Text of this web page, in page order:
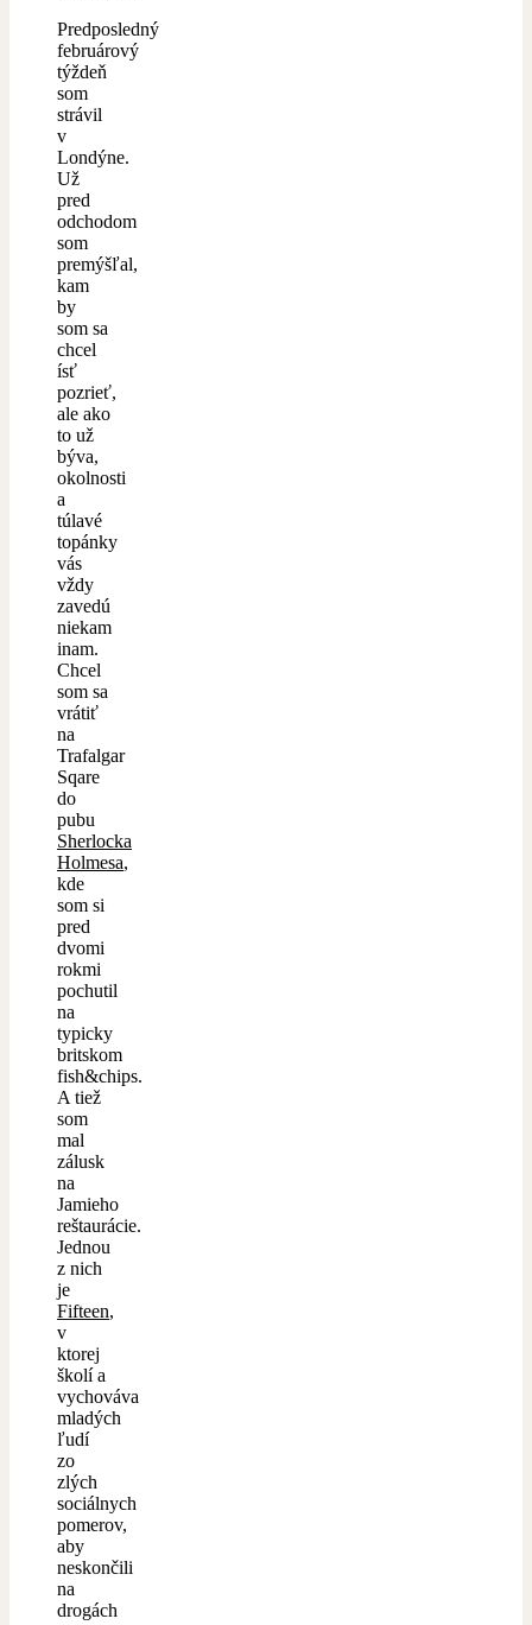
Predposledný
februárový
týždeň
som
strávil
v
Londýne.
Už
pred
odchodom
som
premýšľal,
kam
by
som sa
chcel
ísť
pozrieť,
ale ako
to už
býva,
okolnosti
a
túlavé
topánky
vás
vždy
zavedú
niekam
inam.
Chcel
som sa
vrátiť
na
Trafalgar
Sqare
do
pubu
Sherlocka
Holmesa,
kde
som si
pred
dvomi
rokmi
pochutil
na
typicky
britskom
fish&chips.
A tiež
som
mal
zálusk
na
Jamieho
reštaurácie.
Jednou
z nich
je
Fifteen,
v
ktorej
školí a
vychováva
mladých
ľudí
zo
zlých
sociálnych
pomerov,
aby
neskončili
na
drogách